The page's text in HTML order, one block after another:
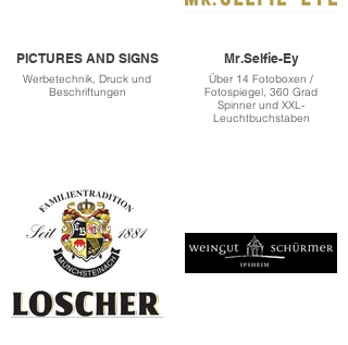
PICTURES AND SIGNS
Werbetechnik, Druck und
Beschriftungen
Mr.Selfie-Ey
Über 14 Fotoboxen /
Fotospiegel, 360 Grad
Spinner und XXL-
Leuchtbuchstaben